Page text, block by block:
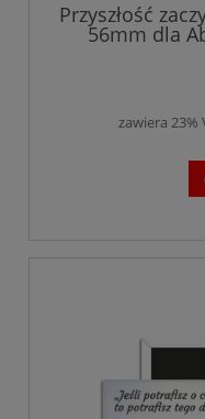
Przyszłość
56mm dla
zawiera 23%